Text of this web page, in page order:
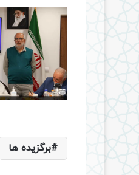
برگزیده ها